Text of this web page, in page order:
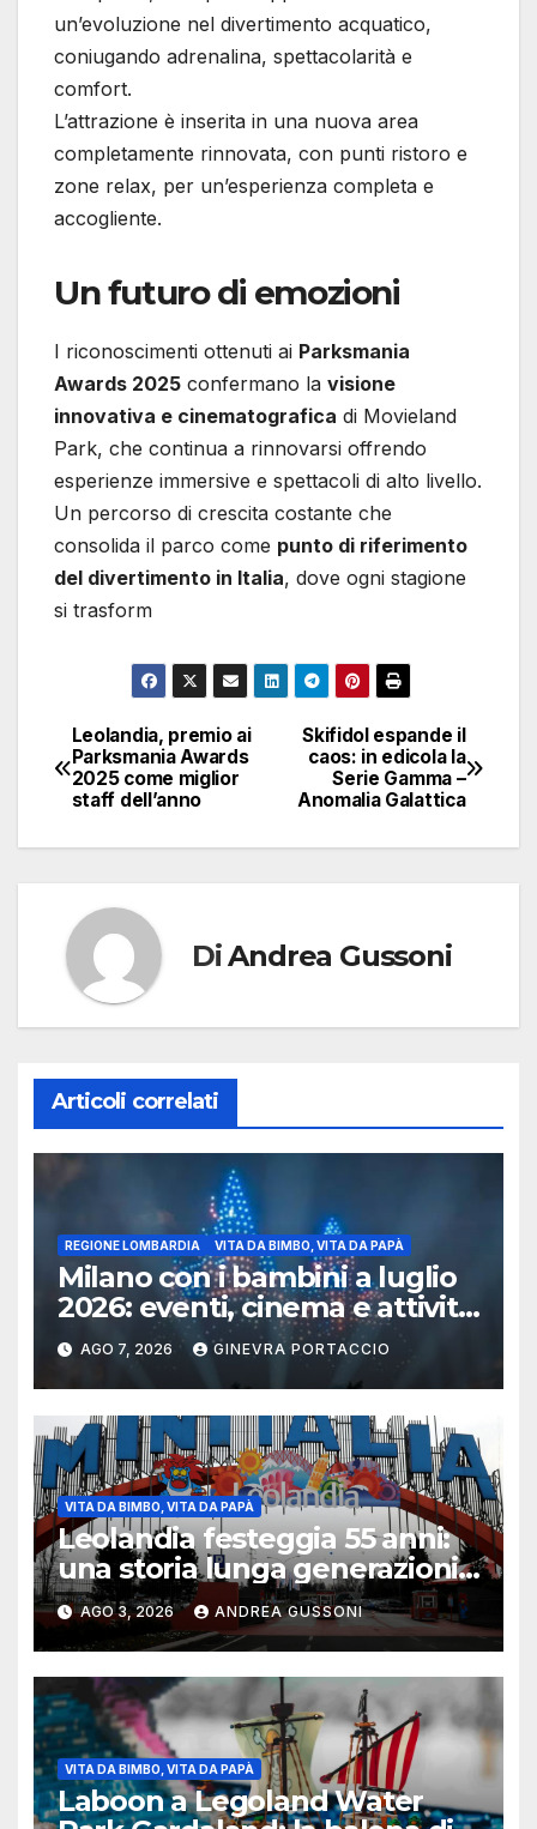
un’evoluzione nel divertimento acquatico,
coniugando adrenalina, spettacolarità e
comfort.
L’attrazione è inserita in una nuova area
completamente rinnovata, con punti ristoro e
zone relax, per un’esperienza completa e
accogliente.
Un futuro di emozioni
I riconoscimenti ottenuti ai Parksmania
Awards 2025 confermano la visione
innovativa e cinematografica di Movieland
Park, che continua a rinnovarsi offrendo
esperienze immersive e spettacoli di alto livello.
Un percorso di crescita costante che
consolida il parco come punto di riferimento
del divertimento in Italia, dove ogni stagione
si trasform
Navigazione
articoli
Skifidol espande il
caos: in edicola la
Serie Gamma –
Anomalia Galattica
Leolandia, premio ai
Parksmania Awards
2025 come miglior
staff dell’anno
DiAndrea Gussoni
Articoli correlati
REGIONE LOMBARDIA VITA DA BIMBO, VITA DA PAPÀ
Milano con i bambini a luglio
2026: eventi, cinema e attività
per famiglie
AGO 7, 2026 GINEVRA PORTACCIO
VITA DA BIMBO, VITA DA PAPÀ
Leolandia festeggia 55 anni:
una storia lunga generazioni
tra ricordi, innovazione e
nuovi investimenti
AGO 3, 2026 ANDREA GUSSONI
VITA DA BIMBO, VITA DA PAPÀ
Laboon a Legoland Water